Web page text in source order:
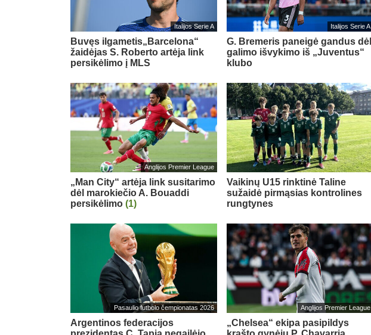
Italijos Serie A
Buvęs ilgametis„Barcelona“
žaidėjas S. Roberto artėja link
persikėlimo į MLS
Italijos Serie A
G. Bremeris paneigė gandus dėl
galimo išvykimo iš „Juventus“
klubo
Anglijos Premier League
„Man City“ artėja link susitarimo
dėl marokiečio A. Bouaddi
persikėlimo (1)
Vaikinų U15 rinktinė Taline
sužaidė pirmąsias kontrolines
rungtynes
Pasaulio futbolo čempionatas 2026
Argentinos federacijos
Anglijos Premier League
„Chelsea“ ekipa pasipildys